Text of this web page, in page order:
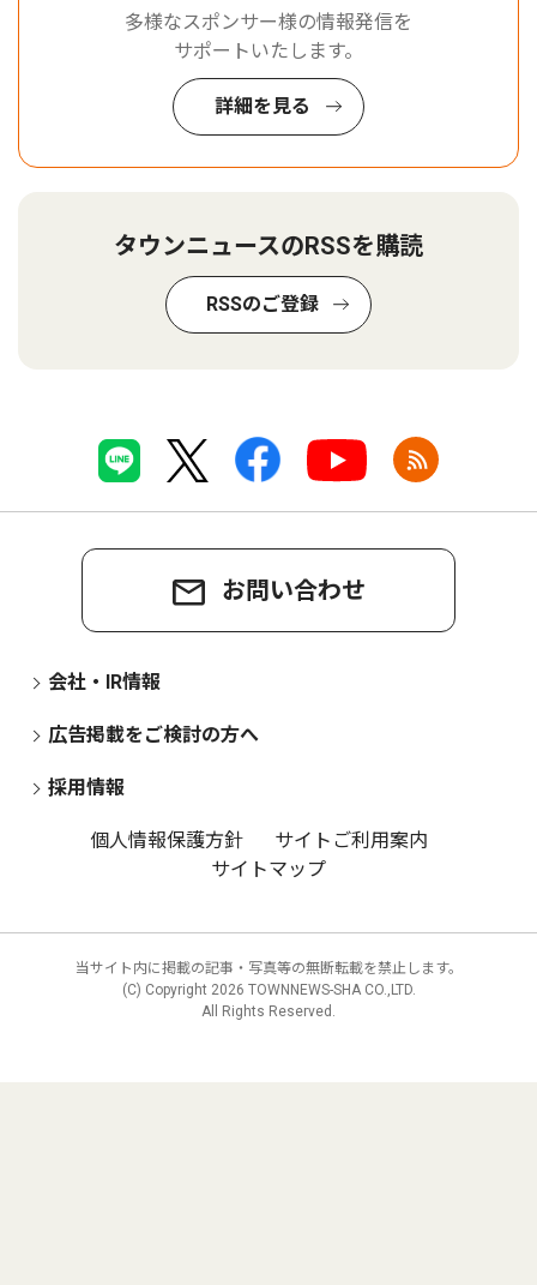
多様なスポンサー様の情報発信を
サポートいたします。
詳細を見る
タウンニュースのRSSを購読
RSSのご登録
お問い合わせ
会社・IR情報
広告掲載をご検討の方へ
採用情報
個人情報保護方針
サイトご利用案内
サイトマップ
当サイト内に掲載の記事・写真等の無断転載を禁止します。
(C) Copyright 2026 TOWNNEWS-SHA CO.,LTD.
All Rights Reserved.